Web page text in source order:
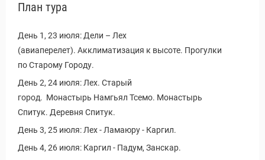
и Туры
План тура
День 1, 23 июля: Дели – Лех
(авиаперелет). Акклиматизация к высоте. Прогулки
по Старому Городу.
День 2, 24 июля: Лех. Старый
город. Монастырь Намгьял Тсемо. Монастырь
Спитук. Деревня Спитук.
День 3, 25 июля: Лех - Ламаюру - Каргил.
День 4, 26 июля: Каргил - Падум, Занскар.